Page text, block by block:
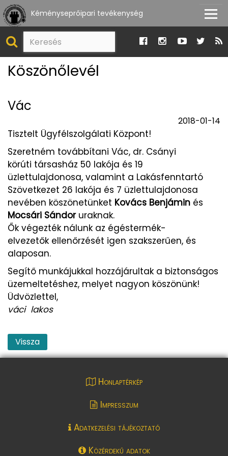
Kéményseprőipari tevékenység
Köszönőlevél
Vác
2018-01-14
Tisztelt Ügyfélszolgálati Központ!
Szeretném továbbítani Vác, dr. Csányi
körúti társasház 50 lakója és 19
üzlettulajdonosa, valamint a Lakásfenntartó
Szövetkezet 26 lakója és 7 üzlettulajdonosa
nevében köszönetünket Kovács Benjámin és
Mocsári Sándoruraknak.
Ők végezték nálunk az égéstermék-
elvezetők ellenőrzését igen szakszerűen, és
alaposan.
Segítő munkájukkal hozzájárultak a biztonságos
üzemeltetéshez, melyet nagyon köszönünk!
Üdvözlettel,
váci lakos
Vissza
Honlaptérkép
Impresszum
Adatkezelési tájékoztató
Közérdekű adatok